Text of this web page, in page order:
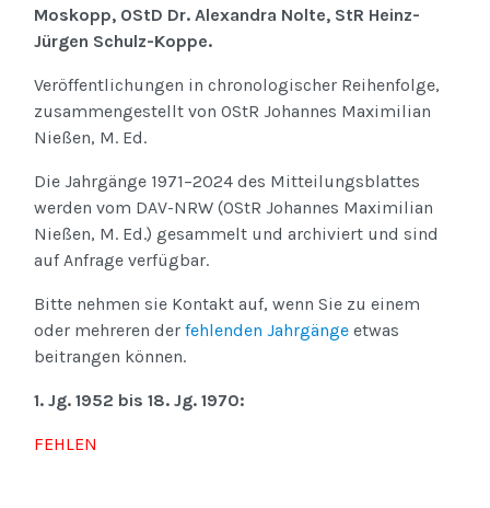
Moskopp, OStD Dr. Alexandra Nolte, StR Heinz-
Jürgen Schulz-Koppe.
Veröffentlichungen in chronologischer Reihenfolge,
zusammengestellt von OStR Johannes Maximilian
Nießen, M. Ed.
Die Jahrgänge 1971–2024 des Mitteilungsblattes
werden vom DAV-NRW (OStR Johannes Maximilian
Nießen, M. Ed.) gesammelt und archiviert und sind
auf Anfrage verfügbar.
Bitte nehmen sie Kontakt auf, wenn Sie zu einem
oder mehreren der fehlenden Jahrgänge etwas
beitrangen können.
1. Jg. 1952 bis 18. Jg. 1970:
FEHLEN